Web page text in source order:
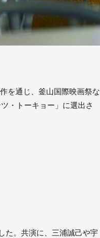
を通じ、釜⼭国際映画祭な
・トーキョー」に選出さ
た。共演に、三浦誠⼰や宇